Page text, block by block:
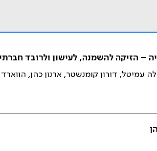
– הזיקה להשמנה, לעישון ולרובד
עמיטל, דורון קומנשטר, ארנון כהן,